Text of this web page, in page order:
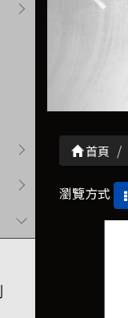
首頁
瀏覽方式